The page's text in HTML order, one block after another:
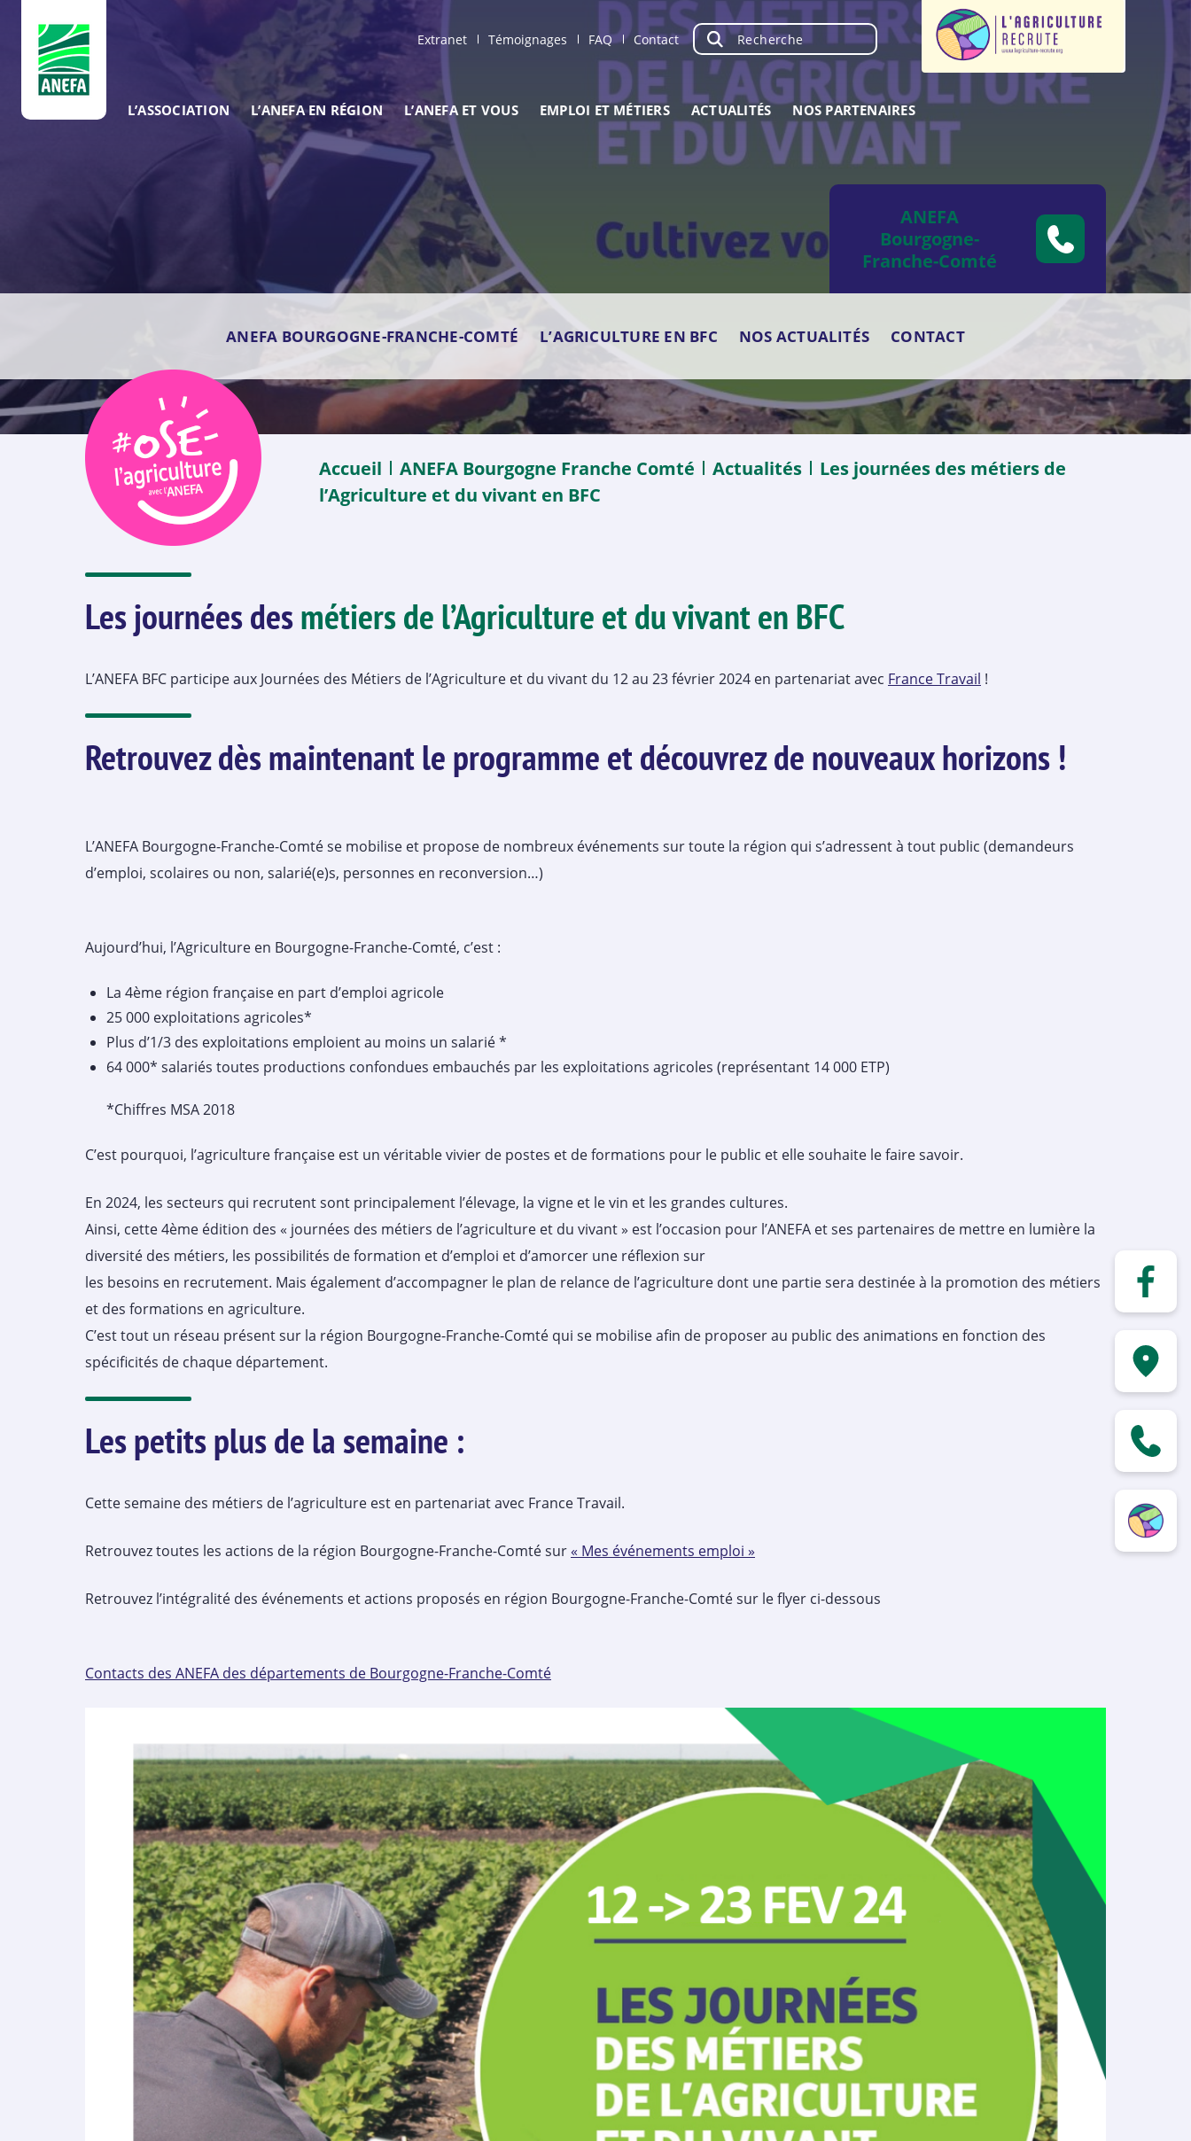
Extranet Témoignages FAQ Contact Recherche
OK
L’ASSOCIATION L’ANEFA EN RÉGION L’ANEFA ET VOUS EMPLOI ET MÉTIERS ACTUALITÉS NOS PARTENAIRES
ANEFA
Bourgogne-
Franche-Comté
ANEFA BOURGOGNE-FRANCHE-COMTÉ L’AGRICULTURE EN BFC NOS ACTUALITÉS CONTACT
Accueil ANEFA Bourgogne Franche Comté Actualités
Les journées des métiers de
l’Agriculture et du vivant en BFC
Les journées desmétiers de l’Agriculture et du vivanten BFC
L’ANEFA BFC participe aux Journées des Métiers de l’Agriculture et du vivant du 12 au 23 février 2024 en partenariat avec France Travail !
Retrouvez dès maintenant le programme et découvrez de nouveaux horizons !
L’ANEFA Bourgogne-Franche-Comté se mobilise et propose de nombreux événements sur toute la région qui s’adressent à tout public (demandeurs
d’emploi, scolaires ou non, salarié(e)s, personnes en reconversion…)
Aujourd’hui, l’Agriculture en Bourgogne-Franche-Comté, c’est :
La 4ème région française en part d’emploi agricole
25 000 exploitations agricoles*
Plus d’1/3 des exploitations emploient au moins un salarié *
64 000* salariés toutes productions confondues embauchés par les exploitations agricoles (représentant 14 000 ETP)
*Chiffres MSA 2018
C’est pourquoi, l’agriculture française est un véritable vivier de postes et de formations pour le public et elle souhaite le faire savoir.
En 2024, les secteurs qui recrutent sont principalement l’élevage, la vigne et le vin et les grandes cultures.
Ainsi, cette 4ème édition des « journées des métiers de l’agriculture et du vivant » est l’occasion pour l’ANEFA et ses partenaires de mettre en lumière la
diversité des métiers, les possibilités de formation et d’emploi et d’amorcer une réflexion sur
les besoins en recrutement. Mais également d’accompagner le plan de relance de l’agriculture dont une partie sera destinée à la promotion des métiers
et des formations en agriculture.
C’est tout un réseau présent sur la région Bourgogne-Franche-Comté qui se mobilise afin de proposer au public des animations en fonction des
spécificités de chaque département.
Les petits plus de la semaine :
Cette semaine des métiers de l’agriculture est en partenariat avec France Travail.
Retrouvez toutes les actions de la région Bourgogne-Franche-Comté sur « Mes événements emploi »
Retrouvez l’intégralité des événements et actions proposés en région Bourgogne-Franche-Comté sur le flyer ci-dessous
Contacts des ANEFA des départements de Bourgogne-Franche-Comté